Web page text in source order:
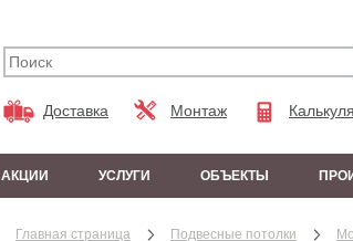
Доставка Монтаж
АКЦИИ УСЛУГИ ОБЪЕКТЫ
Главная страница Подвесные потолки